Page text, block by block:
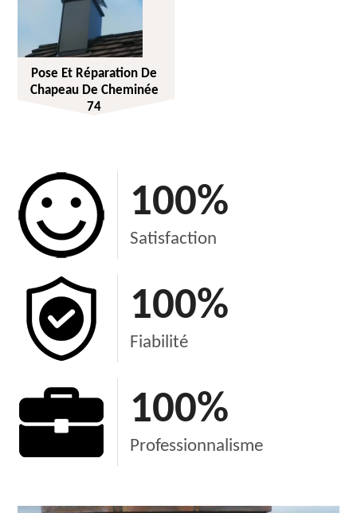
Pose Et Réparation De
Chapeau De Cheminée
74
100%
Satisfaction
100%
Fiabilité
100%
Professionnalisme